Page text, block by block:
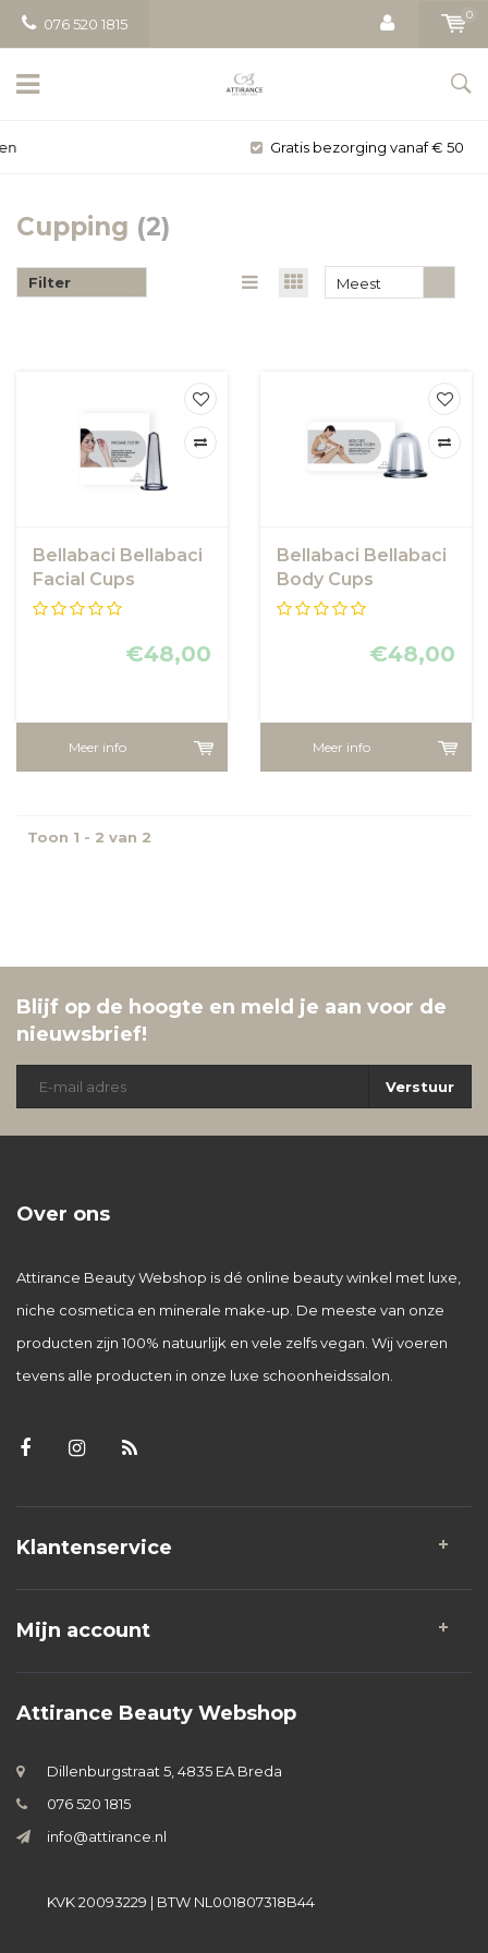
076 520 1815
0
Gratis bezorging vanaf € 50
Cupping (2)
Filter
Meest
Bellabaci Bellabaci
Facial Cups
€48,00
Meer info
Bellabaci Bellabaci
Body Cups
€48,00
Meer info
Toon 1 - 2 van 2
Blijf op de hoogte en meld je aan voor de
nieuwsbrief!
Verstuur
Over ons
Attirance Beauty Webshop is dé online beauty winkel met luxe,
niche cosmetica en minerale make-up. De meeste van onze
producten zijn 100% natuurlijk en vele zelfs vegan. Wij voeren
tevens alle producten in onze luxe schoonheidssalon.
Klantenservice
Mijn account
Attirance Beauty Webshop
Dillenburgstraat 5, 4835 EA Breda
076 520 1815
info@attirance.nl
KVK 20093229 | BTW NL001807318B44